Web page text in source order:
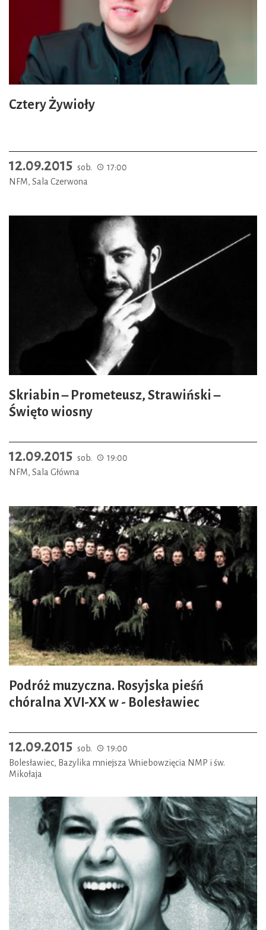
Cztery Żywioły
12.09.2015 sob.
17:00
NFM, Sala Czerwona
Skriabin – Prometeusz, Strawiński –
Święto wiosny
12.09.2015 sob.
19:00
NFM, Sala Główna
Podróż muzyczna. Rosyjska pieśń
chóralna XVI-XX w - Bolesławiec
12.09.2015 sob.
19:00
Bolesławiec, Bazylika mniejsza Wniebowzięcia NMP i św.
Mikołaja